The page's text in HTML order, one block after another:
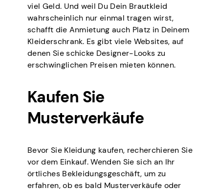
viel Geld. Und weil Du Dein Brautkleid
wahrscheinlich nur einmal tragen wirst,
schafft die Anmietung auch Platz in Deinem
Kleiderschrank. Es gibt viele Websites, auf
denen Sie schicke Designer-Looks zu
erschwinglichen Preisen mieten können.
Kaufen Sie
Musterverkäufe
Bevor Sie Kleidung kaufen, recherchieren Sie
vor dem Einkauf. Wenden Sie sich an Ihr
örtliches Bekleidungsgeschäft, um zu
erfahren, ob es bald Musterverkäufe oder